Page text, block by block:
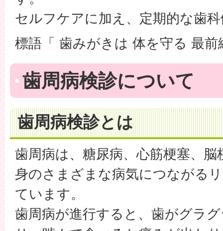
セルフケアに加え、定期的な歯
標語「 歯みがきは 体を守る 最前
歯周病検診について
歯周病検診とは
歯周病は、糖尿病、心筋梗塞、
身のさまざまな病気につながる
ています。
歯周病が進行すると、歯がグラ